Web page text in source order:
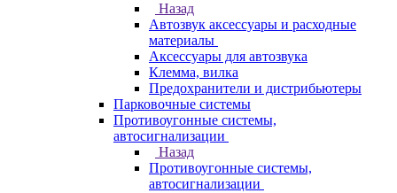
Назад
Автозвук аксессуары и расходные
материалы
Аксессуары для автозвука
Клемма, вилка
Предохранители и дистрибьютеры
Парковочные системы
Противоугонные системы,
автосигнализации
Назад
Противоугонные системы,
автосигнализации